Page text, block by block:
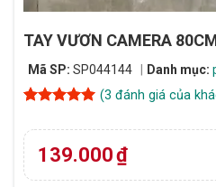
TAY VƯƠN CAMERA
Mã SP: SP044144 Danh mục:
dựa trên
đánh giá
(3 đánh giá của
139.000₫